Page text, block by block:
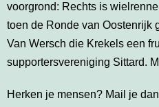
voorgrond: Rechts is
toen de Ronde van Oostenrijk
Van Wersch die Krekels een
supportersvereniging Sittard.
Herken je mensen? Mail je